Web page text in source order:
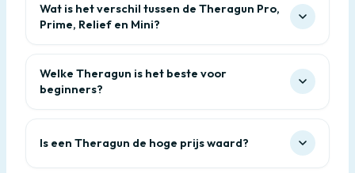
Wat is het verschil tussen de Theragun Pro,
Prime, Relief en Mini?
Welke Theragun is het beste voor
beginners?
Is een Theragun de hoge prijs waard?